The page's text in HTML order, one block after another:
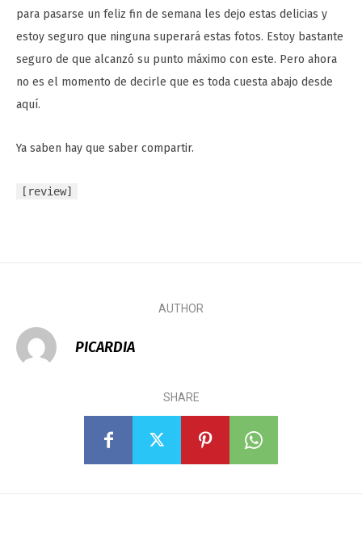
para pasarse un feliz fin de semana les dejo estas delicias y
estoy seguro que ninguna superará estas fotos. Estoy bastante
seguro de que alcanzó su punto máximo con este. Pero ahora
no es el momento de decirle que es toda cuesta abajo desde
aquí.
Ya saben hay que saber compartir.
[review]
AUTHOR
PICARDIA
SHARE